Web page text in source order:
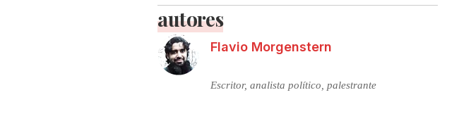
autores
Flavio Morgenstern
Escritor, analista político, palestrante